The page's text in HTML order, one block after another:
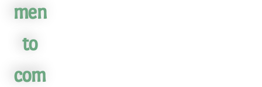
men
to
com